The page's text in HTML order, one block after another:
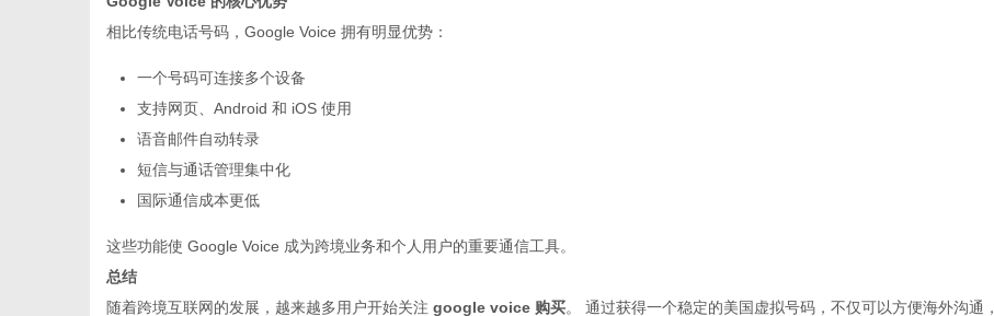
相比传统电话号码，Google Voice 拥有明显优势：
一个号码可连接多个设备
支持网页、Android 和 iOS 使用
语音邮件自动转录
短信与通话管理集中化
国际通信成本更低
这些功能使 Google Voice 成为跨境业务和个人用户的重要通信工具。
总结
随着跨境互联网的发展，越来越多用户开始关注 google voice 购买。 通过获得一个稳定的美国虚拟号码，不仅可以方便海外沟通，